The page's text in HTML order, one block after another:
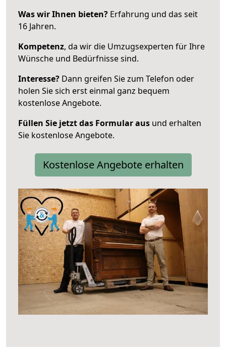
Was wir Ihnen bieten? Erfahrung und das seit
16 Jahren.
Kompetenz, da wir die Umzugsexperten für Ihre
Wünsche und Bedürfnisse sind.
Interesse? Dann greifen Sie zum Telefon oder
holen Sie sich erst einmal ganz bequem
kostenlose Angebote.
Füllen Sie jetzt das Formular aus und erhalten
Sie kostenlose Angebote.
Kostenlose Angebote erhalten